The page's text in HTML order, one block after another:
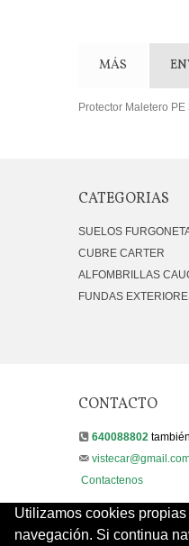
Utilizamos cookies
navegación. Si continua
MÁS
Protector Maletero
CATEGORIAS
SUELOS
CUBRE CARTER
ALFOMBRILLAS
FUNDAS
CONTACTO
640088802 también
Contactenos